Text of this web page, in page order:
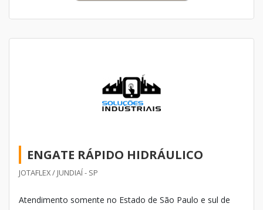
ENGATE RÁPIDO HIDRÁULICO
JOTAFLEX / JUNDIAÍ - SP
Atendimento somente no Estado de São Paulo e sul de